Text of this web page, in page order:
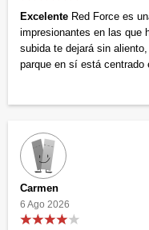
Excelente Red Force es
impresionantes en las que
subida te dejará sin
parque en sí está centrado
Carmen
6 Ago 2026